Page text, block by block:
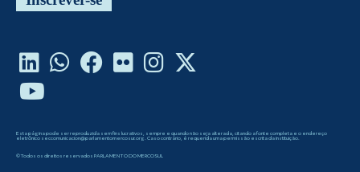
Esta página pode ser reproduzida sem fins lucrativos, sempre e quando não seja alterada, citando a fonte completa e o endereço
eletrônico seccomunicacion@parlamentomercosur.org. Caso contrário, é requerida uma permissão escrita da instituição.
©Todos os direitos reservados PARLAMENTO DO MERCOSUL